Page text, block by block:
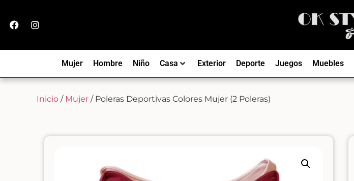
Mujer Hombre Niño Casa Exterior Deporte Juegos Muebles
Inicio / Mujer / Poleras Deportivas Colores Mujer (2 Poleras)